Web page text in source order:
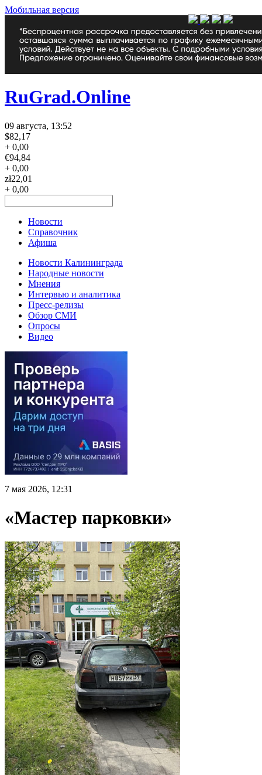
Мобильная версия
RuGrad.Online
09 августа, 13:52
$82,17
+ 0,00
€94,84
+ 0,00
zł22,01
+ 0,00
Новости
Справочник
Афиша
Новости Калининграда
Народные новости
Мнения
Интервью и аналитика
Пресс-релизы
Обзор СМИ
Опросы
Видео
7 мая 2026, 12:31
«Мастер парковки»